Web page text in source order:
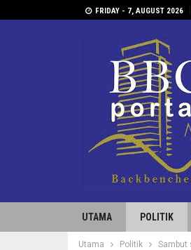
FRIDAY - 7, AUGUST 2026
UTAMA POLITIK
Utama Politik Sambut